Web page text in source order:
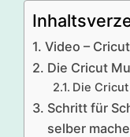
Video –
Die Cricut
Die
Schritt für
selber